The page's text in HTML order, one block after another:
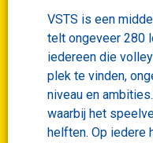
VSTS is een
telt ongeveer 280
iedereen die
plek te vinden,
niveau en ambities.
waarbij het
helften. Op iedere